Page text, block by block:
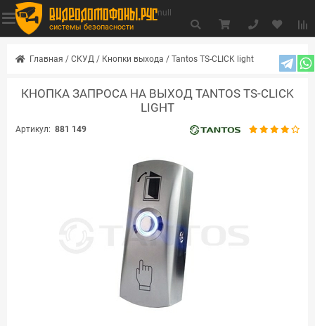
видеодомофоны.рус
системы безопасности
null
Главная / СКУД / Кнопки выхода / Tantos TS-CLICK light
КНОПКА ЗАПРОСА НА ВЫХОД TANTOS TS-CLICK
LIGHT
Артикул: 881 149